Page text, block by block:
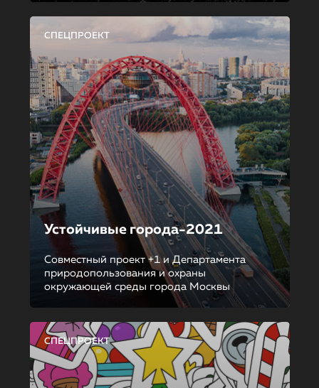
СПЕЦПРОЕКТ
Устойчивые города-2021
Совместный проект +1 и Департамента
природопользования и охраны
окружающей среды города Москвы
СПЕЦПРОЕКТ